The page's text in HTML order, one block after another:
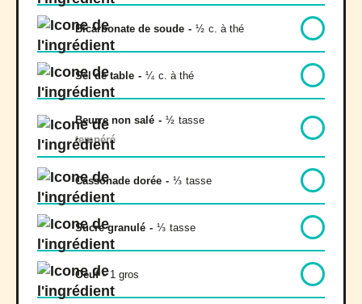
Bicarbonate de soude - ½ c. à thé
Sel de table - ¼ c. à thé
Beurre non salé - ½ tasse
tempéré
Cassonade dorée - ⅓ tasse
Sucre granulé - ⅓ tasse
Oeuf - 1 gros